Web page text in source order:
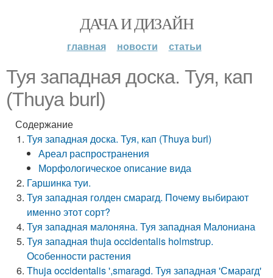
ДАЧА И ДИЗАЙН
главная новости статьи
Туя западная доска. Туя, кап
(Thuya burl)
Содержание
Туя западная доска. Туя, кап (Thuya burl)
Ареал распространения
Морфологическое описание вида
Гаршинка туи.
Туя западная голден смарагд. Почему выбирают
именно этот сорт?
Туя западная малоняна. Туя западная Малониана
Туя западная thuja occidentalis holmstrup.
Особенности растения
Thuja occidentalis ',smaragd. Туя западная 'Смарагд'